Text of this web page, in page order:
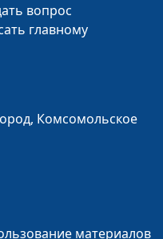
хирург
Леонид
Леонид
хирург
Леонид
вопрос
главному
Комсомольское
материалов